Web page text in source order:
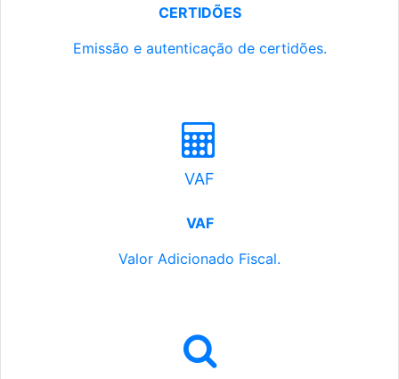
CERTIDÕES
Emissão e autenticação de certidões.
VAF
VAF
Valor Adicionado Fiscal.